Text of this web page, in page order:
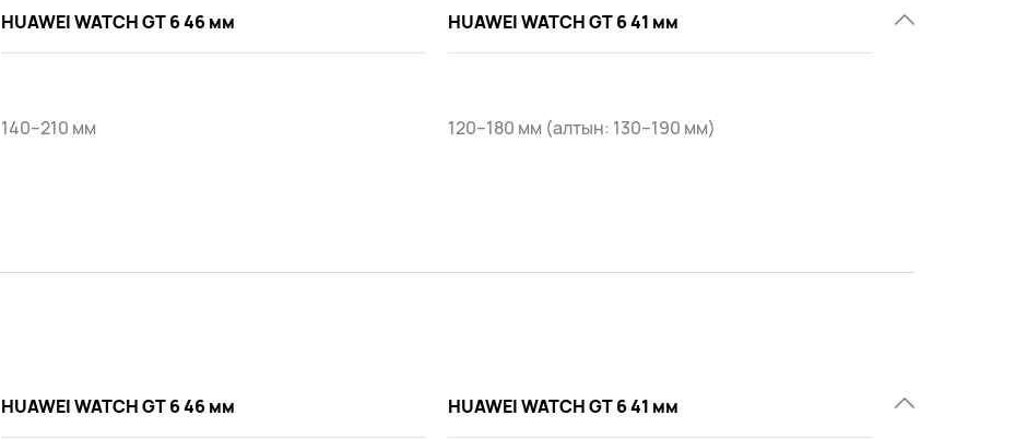
HUAWEI WATCH GT 6 46 мм
140–210 мм
HUAWEI WATCH GT 6 41 мм
120–180 мм (алтын: 130–190 мм)
HUAWEI WATCH GT 6 46 мм HUAWEI WATCH GT 6 41 мм